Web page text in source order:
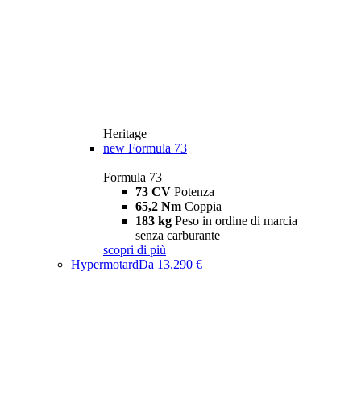
Heritage
new Formula 73
Formula 73
73 CV Potenza
65,2 Nm Coppia
183 kg Peso in ordine di marcia
senza carburante
scopri di più
HypermotardDa 13.290 €